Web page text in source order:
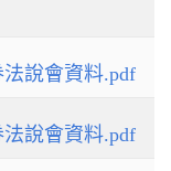
法說會資料.pdf
法說會資料.pdf